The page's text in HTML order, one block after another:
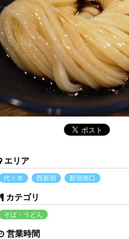
エリア
代々木 西新宿 新宿南口
カテゴリ
そば・うどん
営業時間